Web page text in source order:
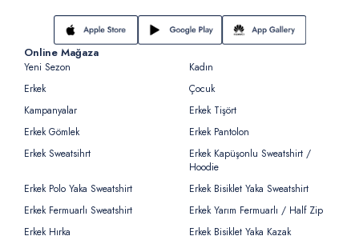
Online Mağaza
Yeni Sezon
Kadın
Erkek
Çocuk
Kampanyalar
Erkek Tişört
Erkek Gömlek
Erkek Pantolon
Erkek Sweatsihrt
Erkek Kapüşonlu Sweatshirt /
Hoodie
Erkek Polo Yaka Sweatshirt
Erkek Bisiklet Yaka Sweatshirt
Erkek Fermuarlı Sweatshirt
Erkek Yarım Fermuarlı / Half Zip
Erkek Hırka
Erkek Bisiklet Yaka Kazak